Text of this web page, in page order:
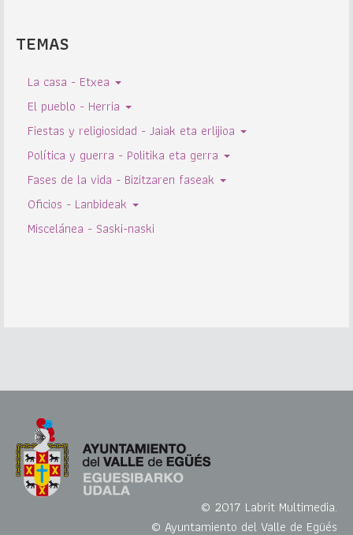
TEMAS
La casa - Etxea
El pueblo - Herria
Fiestas y religiosidad - Jaiak eta erlijioa
Política y guerra - Politika eta gerra
Fases de la vida - Bizitzaren faseak
Oficios - Lanbideak
Miscelánea - Saski-naski
© 2017 Labrit Multimedia.
© Ayuntamiento del Valle de Egüés